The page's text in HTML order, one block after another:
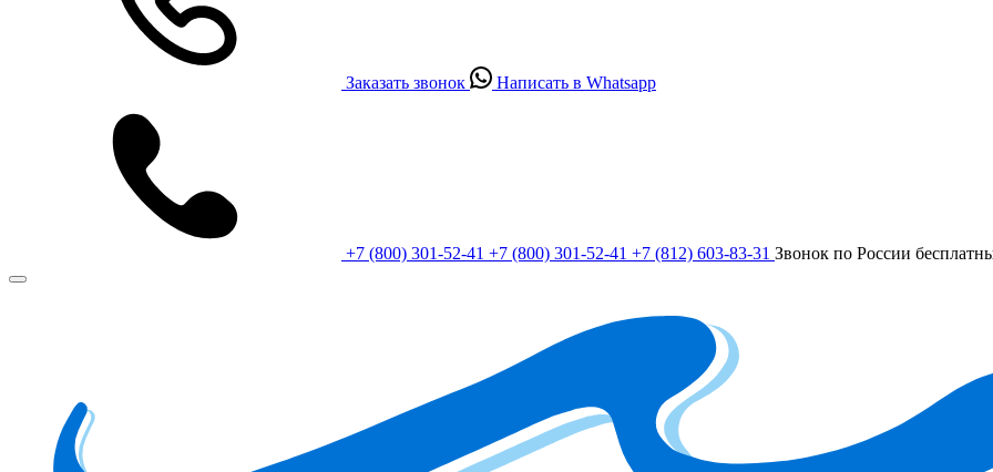
Заказать звонок Написать в Whatsapp
+7 (800) 301-52-41 +7 (800) 301-52-41 +7 (812) 603-83-31 Звонок по России